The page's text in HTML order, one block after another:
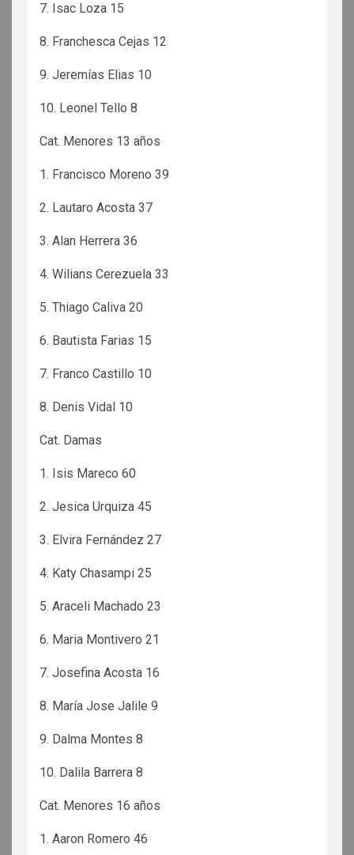
7. Isac Loza 15
8. Franchesca Cejas 12
9. Jeremías Elias 10
10. Leonel Tello 8
Cat. Menores 13 años
1. Francisco Moreno 39
2. Lautaro Acosta 37
3. Alan Herrera 36
4. Wilians Cerezuela 33
5. Thiago Caliva 20
6. Bautista Farias 15
7. Franco Castillo 10
8. Denis Vidal 10
Cat. Damas
1. Isis Mareco 60
2. Jesica Urquiza 45
3. Elvira Fernández 27
4. Katy Chasampi 25
5. Araceli Machado 23
6. Maria Montivero 21
7. Josefina Acosta 16
8. María Jose Jalile 9
9. Dalma Montes 8
10. Dalila Barrera 8
Cat. Menores 16 años
1. Aaron Romero 46